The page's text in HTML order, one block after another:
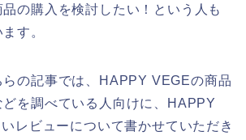
の購入を検討したい！という人も
す。
らの記事では、HAPPY VEGEの商品
を調べている人向けに、HAPPY
レビューについて書かせていただき